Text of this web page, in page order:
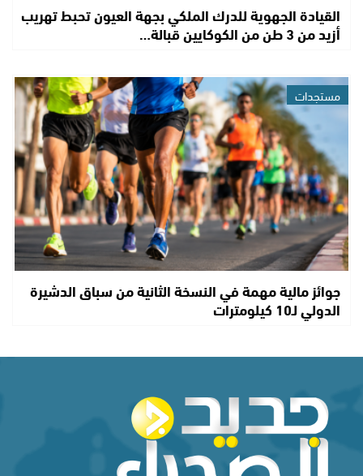
القيادة الجهوية للدرك الملكي بجهة العيون تحبط تهريب
أزيد من 3 طن من الكوكايين قبالة…
مستجدات
جوائز مالية مهمة في النسخة الثانية من سباق الدشيرة
الدولي لـ10 كيلومترات